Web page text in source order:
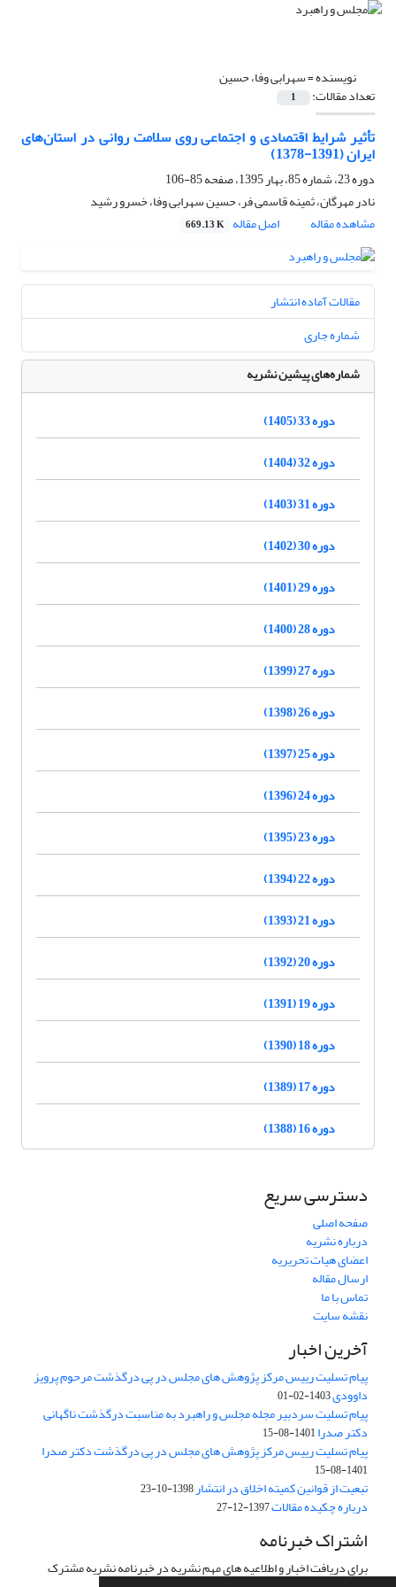
نویسنده =سهرابی وفا، حسین
تعداد مقالات: 1
تأثیر شرایط اقتصادی و اجتماعی روی سلامت روانی در استان‌های
ایران (1391-1378)
دوره 23، شماره 85، بهار 1395، صفحه
85-106
نادر مهرگان، ثمینه قاسمی فر، حسین سهرابی وفا، خسرو رشید
مشاهده مقاله
اصل مقاله 669.13 K
مقالات آماده انتشار
شماره جاری
شماره‌های پیشین نشریه
دوره 33 (1405)
دوره 32 (1404)
دوره 31 (1403)
دوره 30 (1402)
دوره 29 (1401)
دوره 28 (1400)
دوره 27 (1399)
دوره 26 (1398)
دوره 25 (1397)
دوره 24 (1396)
دوره 23 (1395)
دوره 22 (1394)
دوره 21 (1393)
دوره 20 (1392)
دوره 19 (1391)
دوره 18 (1390)
دوره 17 (1389)
دوره 16 (1388)
دسترسی سریع
صفحه اصلی
درباره نشریه
اعضای هیات تحریریه
ارسال مقاله
تماس با ما
نقشه سایت
آخرین اخبار
پیام تسلیت رییس مرکز پژوهش های مجلس در پی درگذشت مرحوم پرویز
داوودی1403-02-01
پیام تسلیت سردبیر مجله مجلس و راهبرد به مناسبت درگذشت ناگهانی
دکتر صدرا1401-08-15
پیام تسلیت رییس مرکز پژوهش های مجلس در پی درگذشت دکتر صدرا
1401-08-15
تبعیت از قوانین کمیته اخلاق در انتشار1398-10-23
درباره چکیده مقالات1397-12-27
اشتراک خبرنامه
برای دریافت اخبار و اطلاعیه های مهم نشریه در خبرنامه نشریه مشترک